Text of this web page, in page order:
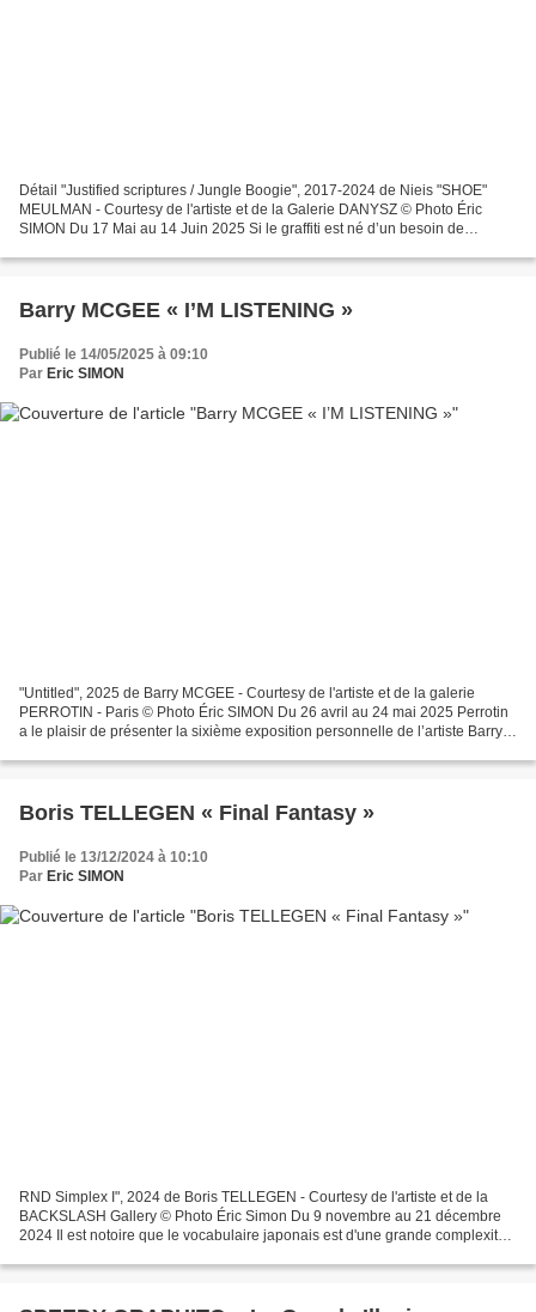
Détail "Justified scriptures / Jungle Boogie", 2017-2024 de Nieis "SHOE"
MEULMAN - Courtesy de l'artiste et de la Galerie DANYSZ © Photo Éric
SIMON Du 17 Mai au 14 Juin 2025 Si le graffiti est né d’un besoin de
Barry MCGEE « I’M LISTENING »
Publié le 14/05/2025 à 09:10
Par Eric SIMON
"Untitled", 2025 de Barry MCGEE - Courtesy de l'artiste et de la galerie
PERROTIN - Paris © Photo Éric SIMON Du 26 avril au 24 mai 2025 Perrotin
a le plaisir de présenter la sixième exposition personnelle de l’artiste Barry
Boris TELLEGEN « Final Fantasy »
Publié le 13/12/2024 à 10:10
Par Eric SIMON
RND Simplex I", 2024 de Boris TELLEGEN - Courtesy de l'artiste et de la
BACKSLASH Gallery © Photo Éric Simon Du 9 novembre au 21 décembre
2024 Il est notoire que le vocabulaire japonais est d'une grande complexité